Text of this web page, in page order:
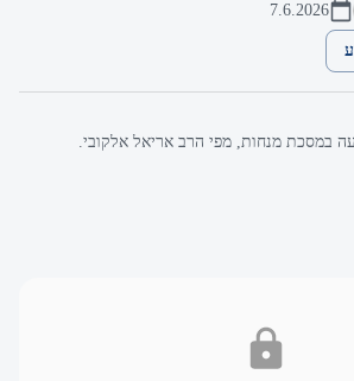
7.6.2026
במסכת מנחות, מפי הרב אריאל אלקובי.